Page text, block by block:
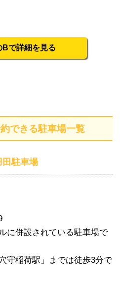
Bで詳細を見る
できる駐車場一覧
田駐車場
に併設されている駐車場で
守稲荷駅」までは徒歩3分で